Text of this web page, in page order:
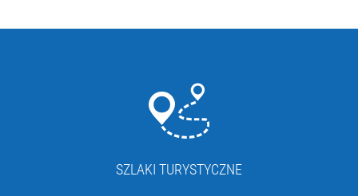
SZLAKI TURYSTYCZNE